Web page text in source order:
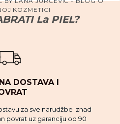
KOZMETICI
La PIEL?
DOSTAVA I
za sve narudžbe iznad
povrat uz garanciju od 90